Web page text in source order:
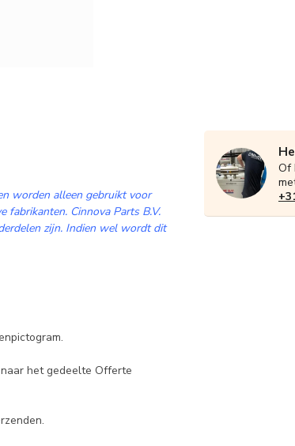
worden alleen gebruikt voor
fabrikanten. Cinnova Parts B.V.
zijn. Indien wel wordt dit
het gedeelte Offerte
Of